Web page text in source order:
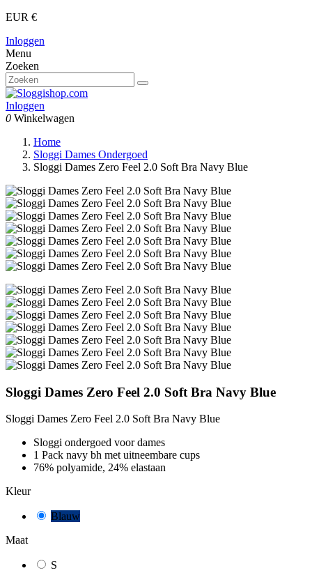
EUR €
Inloggen
Menu
Zoeken
Inloggen
0 Winkelwagen
Home
Sloggi Dames Ondergoed
Sloggi Dames Zero Feel 2.0 Soft Bra Navy Blue
Sloggi Dames Zero Feel 2.0 Soft Bra Navy Blue
Sloggi Dames Zero Feel 2.0 Soft Bra Navy Blue
Sloggi ondergoed voor dames
1 Pack navy bh met uitneembare cups
76% polyamide, 24% elastaan
Kleur
Blauw
Maat
S